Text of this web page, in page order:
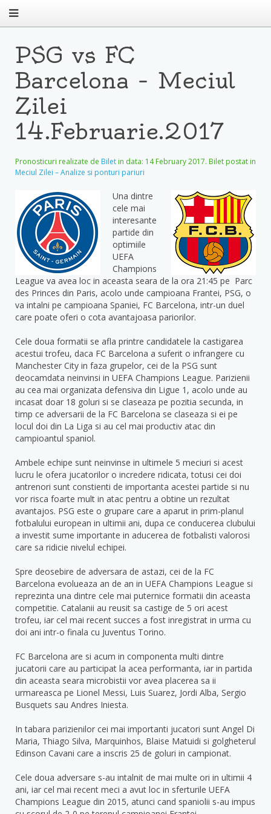
PSG vs FC
Barcelona – Meciul
Zilei
14.Februarie.2017
Pronosticuri realizate de Bilet in data: 14 February 2017. Bilet postat in
Meciul Zilei – Analize si ponturi pariuri
Una dintre
cele mai
interesante
partide din
optimiile
UEFA
Champions
League va avea loc in aceasta seara de la ora 21:45 pe Parc
des Princes din Paris, acolo unde campioana Frantei, PSG, o
va intalni pe campioana Spaniei, FC Barcelona, intr-un duel
care poate oferi o cota avantajoasa pariorilor.
Cele doua formatii se afla printre candidatele la castigarea
acestui trofeu, daca FC Barcelona a suferit o infrangere cu
Manchester City in faza grupelor, cei de la PSG sunt
deocamdata neinvinsi in UEFA Champions League. Parizienii
au cea mai organizata defensiva din Ligue 1, acolo unde au
incasat doar 18 goluri si se claseaza pe pozitia secunda, in
timp ce adversarii de la FC Barcelona se claseaza si ei pe
locul doi din La Liga si au cel mai productiv atac din
campioantul spaniol.
Ambele echipe sunt neinvinse in ultimele 5 meciuri si acest
lucru le ofera jucatorilor o incredere ridicata, totusi cei doi
antrenori sunt constienti de importanta acestei partide si nu
vor risca foarte mult in atac pentru a obtine un rezultat
avantajos. PSG este o grupare care a aparut in prim-planul
fotbalului european in ultimii ani, dupa ce conducerea clubului
a investit sume importante in aducerea de fotbalisti valorosi
care sa ridicie nivelul echipei.
Spre deosebire de adversara de astazi, cei de la FC
Barcelona evolueaza an de an in UEFA Champions League si
reprezinta una dintre cele mai puternice formatii din aceasta
competitie. Catalanii au reusit sa castige de 5 ori acest
trofeu, iar cel mai recent succes a fost inregistrat in urma cu
doi ani intr-o finala cu Juventus Torino.
FC Barcelona are si acum in componenta multi dintre
jucatorii care au participat la acea performanta, iar in partida
din aceasta seara microbistii vor avea placerea sa ii
urmareasca pe Lionel Messi, Luis Suarez, Jordi Alba, Sergio
Busquets sau Andres Iniesta.
In tabara parizienilor cei mai importanti jucatori sunt Angel Di
Maria, Thiago Silva, Marquinhos, Blaise Matuidi si golgheterul
Edinson Cavani care a inscris 25 de goluri in campionat.
Cele doua adversare s-au intalnit de mai multe ori in ultimii 4
ani, iar cel mai recent meci a avut loc in sferturile UEFA
Champions League din 2015, atunci cand spaniolii s-au impus